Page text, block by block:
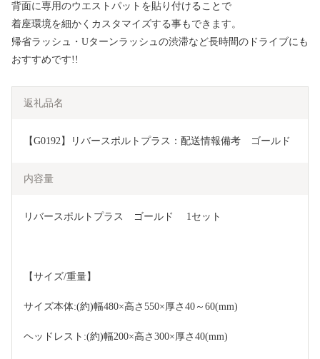
背面に専用のウエストパットを貼り付けることで
着座環境を細かくカスタマイズする事もできます。
帰省ラッシュ・Uターンラッシュの渋滞など長時間のドライブにも
おすすめです!!
返礼品名
【G0192】リバースポルトプラス：配送情報備考　ゴールド
内容量
リバースポルトプラス　ゴールド　 1セット
【サイズ/重量】
サイズ本体:(約)幅480×高さ550×厚さ40～60(mm)
ヘッドレスト:(約)幅200×高さ300×厚さ40(mm)